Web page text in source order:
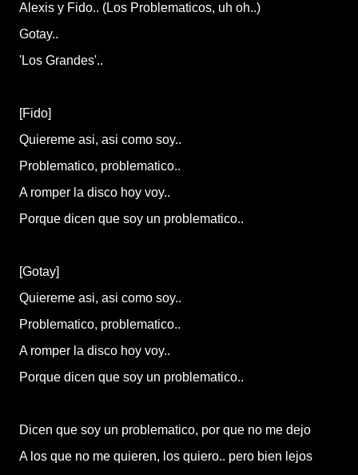
Alexis y Fido.. (Los Problematicos, uh oh..)
Gotay..
'Los Grandes'..
[Fido]
Quiereme asi, asi como soy..
Problematico, problematico..
A romper la disco hoy voy..
Porque dicen que soy un problematico..
[Gotay]
Quiereme asi, asi como soy..
Problematico, problematico..
A romper la disco hoy voy..
Porque dicen que soy un problematico..
Dicen que soy un problematico, por que no me dejo
A los que no me quieren, los quiero.. pero bien lejos